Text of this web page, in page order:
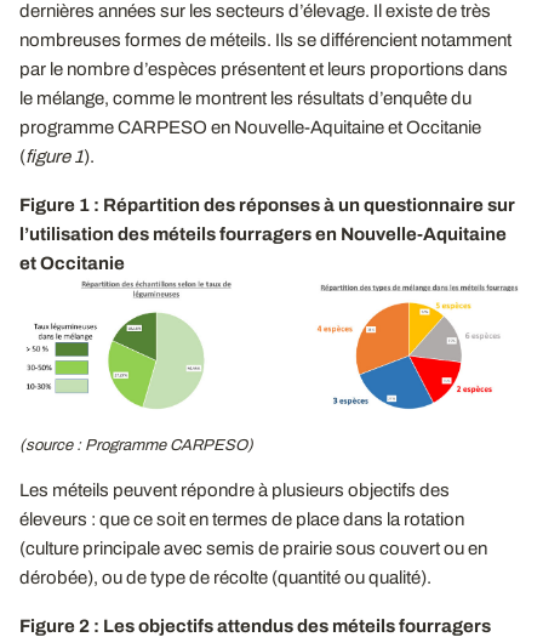
dernières années sur les secteurs d’élevage. Il existe de très
nombreuses formes de méteils. Ils se différencient notamment
par le nombre d’espèces présentent et leurs proportions dans
le mélange, comme le montrent les résultats d’enquête du
programme CARPESO en Nouvelle-Aquitaine et Occitanie
(figure 1).
Figure 1 : Répartition des réponses à un questionnaire sur
l’utilisation des méteils fourragers en Nouvelle-Aquitaine
et Occitanie
(source : Programme CARPESO)
Les méteils peuvent répondre à plusieurs objectifs des
éleveurs : que ce soit en termes de place dans la rotation
(culture principale avec semis de prairie sous couvert ou en
dérobée), ou de type de récolte (quantité ou qualité).
Figure 2 : Les objectifs attendus des méteils fourragers